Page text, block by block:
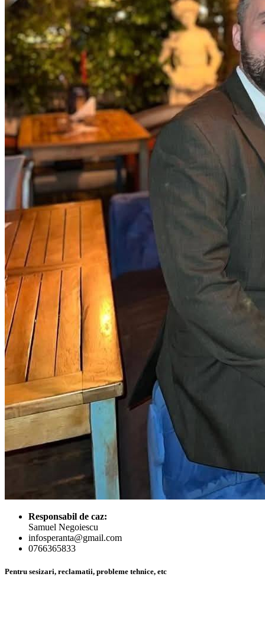
Responsabil de caz:
Samuel Negoiescu
infosperanta@gmail.com
0766365833
Pentru sesizari, reclamatii, probleme tehnice, etc